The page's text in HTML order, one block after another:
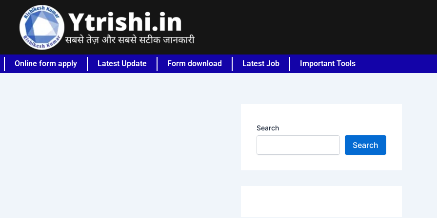
Online form apply Latest Update Form download Latest Job Important Tools
Search
Search